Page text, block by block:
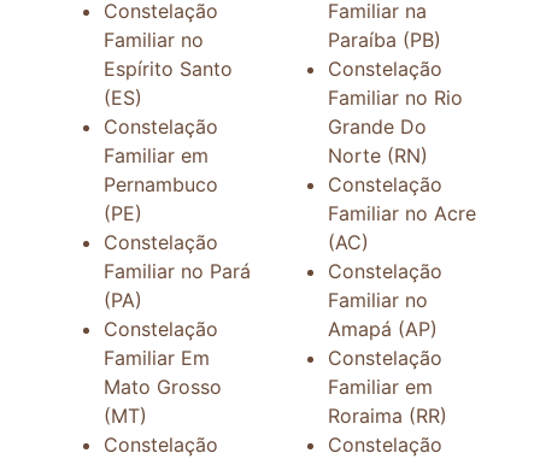
Constelação
Familiar no
Espírito Santo
(ES)
Constelação
Familiar em
Pernambuco
(PE)
Constelação
Familiar no Pará
(PA)
Constelação
Familiar Em
Mato Grosso
(MT)
Constelação
Familiar na
Paraíba (PB)
Constelação
Familiar no Rio
Grande Do
Norte (RN)
Constelação
Familiar no Acre
(AC)
Constelação
Familiar no
Amapá (AP)
Constelação
Familiar em
Roraima (RR)
Constelação